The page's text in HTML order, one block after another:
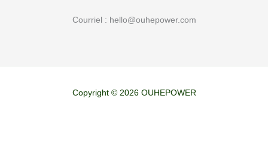
Courriel : hello@ouhepower.com
Copyright © 2026 OUHEPOWER